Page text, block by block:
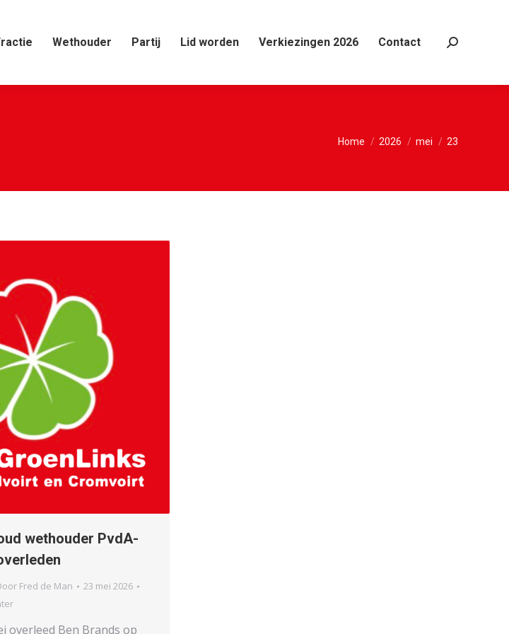
Wethouder Partij Lid worden Verkiezingen 2026 Contact Search:
Je bent hier:
Home 2026 mei 23
wethouder PvdA-
Fred de Man
23 mei 2026
overleed Ben Brands op